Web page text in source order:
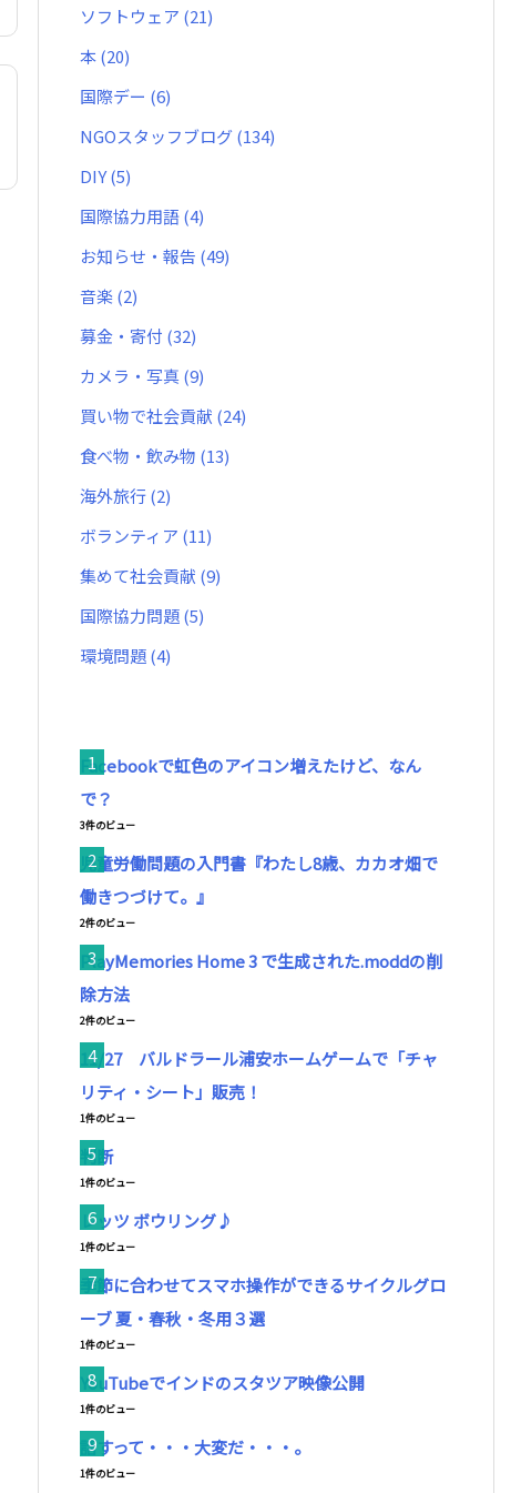
ソフトウェア (21)
本(20)
国際デー (6)
NGOスタッフブログ(134)
DIY(5)
国際協力用語(4)
お知らせ・報告 (49)
音楽(2)
募金・寄付 (32)
カメラ・写真(9)
買い物で社会貢献 (24)
食べ物・飲み物 (13)
海外旅行(2)
ボランティア (11)
集めて社会貢献 (9)
国際協力問題(5)
環境問題(4)
Facebookで虹色のアイコン増えたけど、なん
で？
3件のビュー
児童労働問題の入門書『わたし8歳、カカオ畑で
働きつづけて。』
2件のビュー
PlayMemories Home 3 で生成された.moddの削
除方法
2件のビュー
11/27 バルドラール浦安ホームゲームで「チャ
リティ・シート」販売！
1件のビュー
判断
1件のビュー
レッツ ボウリング♪
1件のビュー
季節に合わせてスマホ操作ができるサイクルグロ
ーブ 夏・春秋・冬用３選
1件のビュー
YouTubeでインドのスタツア映像公開
1件のビュー
話すって・・・大変だ・・・。
1件のビュー